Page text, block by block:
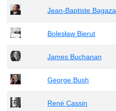
Jean-Baptiste Bagaza
Bolesław Bierut
James Buchanan
George Bush
René Cassin